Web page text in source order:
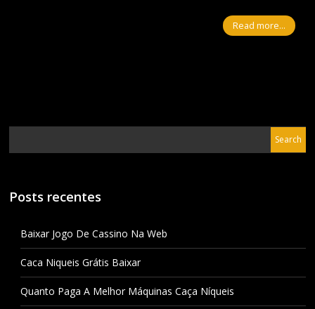
Read more...
Posts recentes
Baixar Jogo De Cassino Na Web
Caca Niqueis Grátis Baixar
Quanto Paga A Melhor Máquinas Caça Níqueis